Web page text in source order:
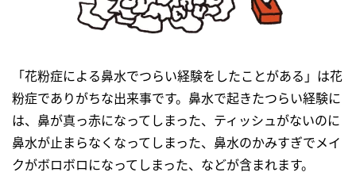
「花粉症による鼻水でつらい経験をしたことがある」は花
粉症でありがちな出来事です。鼻水で起きたつらい経験に
は、鼻が真っ赤になってしまった、ティッシュがないのに
鼻水が止まらなくなってしまった、鼻水のかみすぎでメイ
クがボロボロになってしまった、などが含まれます。